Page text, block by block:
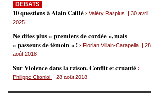
DÉBATS
10 questions à Alain Caillé › Valéry Rasplus
| 30 avril
2025
Ne dites plus « premiers de cordée », mais
« passeurs de témoin » ! › Florian Villain-Carapella | 28
août 2018
Sur Violence dans la raison. Conflit et cruauté ›
Philippe Chanial | 28 août 2018